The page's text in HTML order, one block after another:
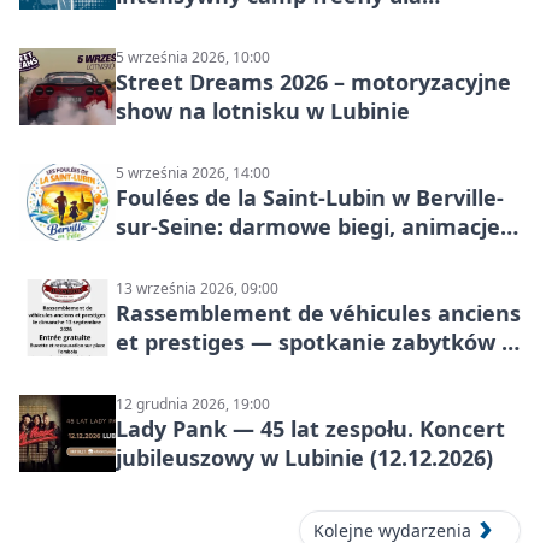
5 września 2026, 10:00
Street Dreams 2026 – motoryzacyjne
show na lotnisku w Lubinie
5 września 2026, 14:00
Foulées de la Saint-Lubin w Berville-
sur-Seine: darmowe biegi, animacje i
13 września 2026, 09:00
Rassemblement de véhicules anciens
et prestiges — spotkanie zabytków i
12 grudnia 2026, 19:00
Lady Pank — 45 lat zespołu. Koncert
jubileuszowy w Lubinie (12.12.2026)
Kolejne wydarzenia